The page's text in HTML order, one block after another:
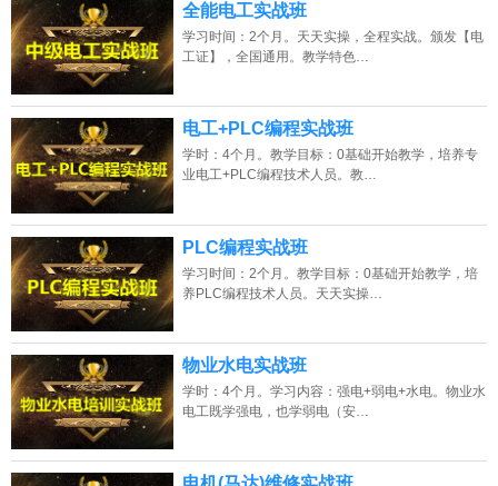
全能电工实战班
学习时间：2个月。天天实操，全程实战。颁发【电
工证】，全国通用。教学特色…
电工+PLC编程实战班
学时：4个月。教学目标：0基础开始教学，培养专
业电工+PLC编程技术人员。教…
PLC编程实战班
学习时间：2个月。教学目标：0基础开始教学，培
养PLC编程技术人员。天天实操…
物业水电实战班
学时：4个月。学习内容：强电+弱电+水电。物业水
电工既学强电，也学弱电（安…
浙江的网友正进入本页访问